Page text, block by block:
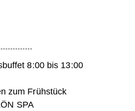
8:00 bis 13:00
zum Frühstück
SPA